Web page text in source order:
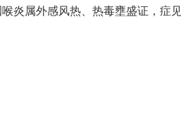
炎属外感风热、热毒壅盛证，症